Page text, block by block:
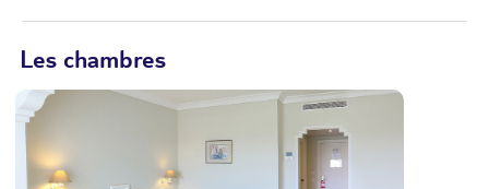
Les chambres